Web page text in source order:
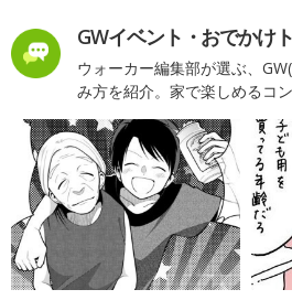
GWイベント・おでかけ
ウォーカー編集部が選ぶ、
み方を紹介。家で楽しめるコ